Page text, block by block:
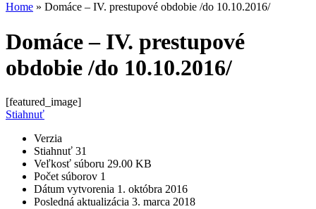
Home » Domáce – IV. prestupové obdobie /do 10.10.2016/
Domáce – IV. prestupové
obdobie /do 10.10.2016/
[featured_image]
Stiahnuť
Verzia
Stiahnuť 31
Veľkosť súboru 29.00 KB
Počet súborov 1
Dátum vytvorenia 1. októbra 2016
Posledná aktualizácia 3. marca 2018